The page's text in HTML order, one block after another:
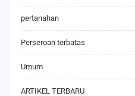
pertanahan
Perseroan terbatas
Umum
ARTIKEL TERBARU